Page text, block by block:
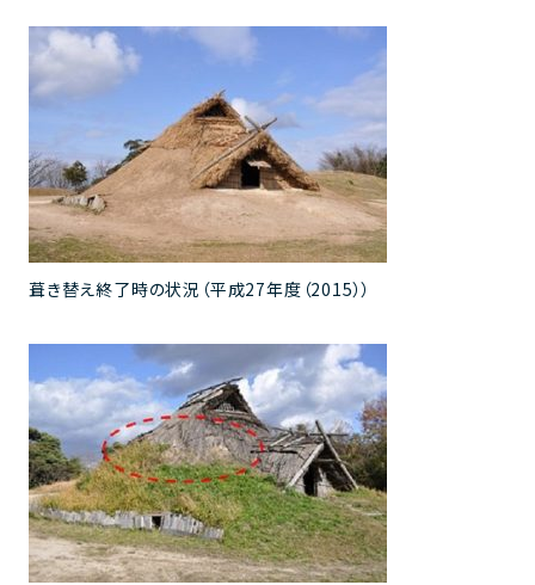
葺き替え終了時の状況（平成27年度（2015））